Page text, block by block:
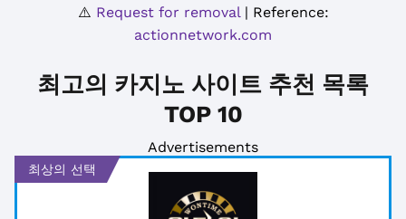
⚠️ Request for removal| Reference:
actionnetwork.com
최고의 카지노 사이트 추천 목록
TOP 10
Advertisements
최상의 선택